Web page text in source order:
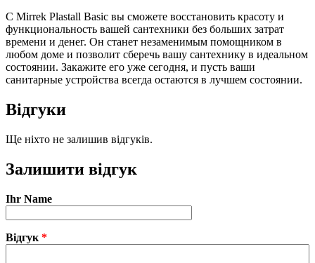
С Mirrek Plastall Basic вы сможете восстановить красоту и
функциональность вашей сантехники без больших затрат
времени и денег. Он станет незаменимым помощником в
любом доме и позволит сберечь вашу сантехнику в идеальном
состоянии. Закажите его уже сегодня, и пусть ваши
санитарные устройства всегда остаются в лучшем состоянии.
Відгуки
Ще ніхто не залишив відгуків.
Залишити відгук
Ihr Name
Відгук *